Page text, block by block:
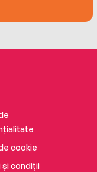
cookie
și condiții